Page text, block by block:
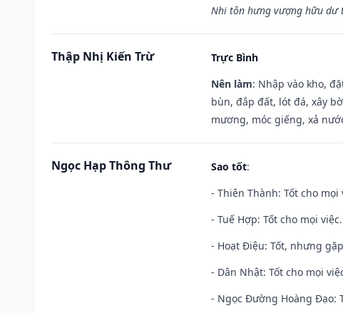
Nhi tôn hưng vượng hữu dư
Thập Nhị Kiến Trừ
Trực Bình
Nên làm: Nhập vào kho,
bùn, đắp đất, lót đá, xây
mương, móc giếng, xả
Ngọc Hạp Thông Thư Sao tốt:
- Thiên Thành: Tốt cho mọi
- Tuế Hợp: Tốt cho mọi việc.
- Hoạt Điệu: Tốt, nhưng
- Dân Nhật: Tốt cho mọi
- Ngọc Đường Hoàng Đạo: